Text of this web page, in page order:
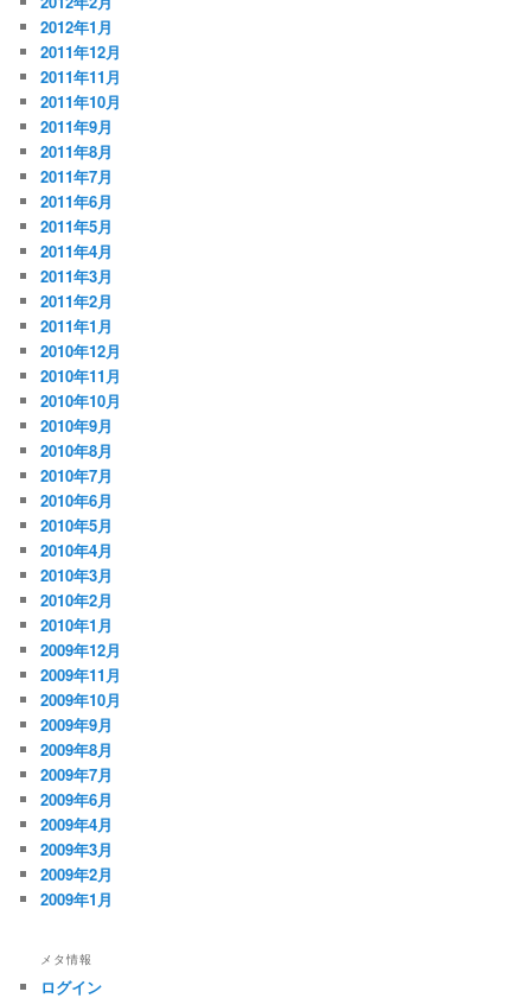
2012年1月
2011年12月
2011年11月
2011年10月
2011年9月
2011年8月
2011年7月
2011年6月
2011年5月
2011年4月
2011年3月
2011年2月
2011年1月
2010年12月
2010年11月
2010年10月
2010年9月
2010年8月
2010年7月
2010年6月
2010年5月
2010年4月
2010年3月
2010年2月
2010年1月
2009年12月
2009年11月
2009年10月
2009年9月
2009年8月
2009年7月
2009年6月
2009年4月
2009年3月
2009年2月
2009年1月
メタ情報
ログイン